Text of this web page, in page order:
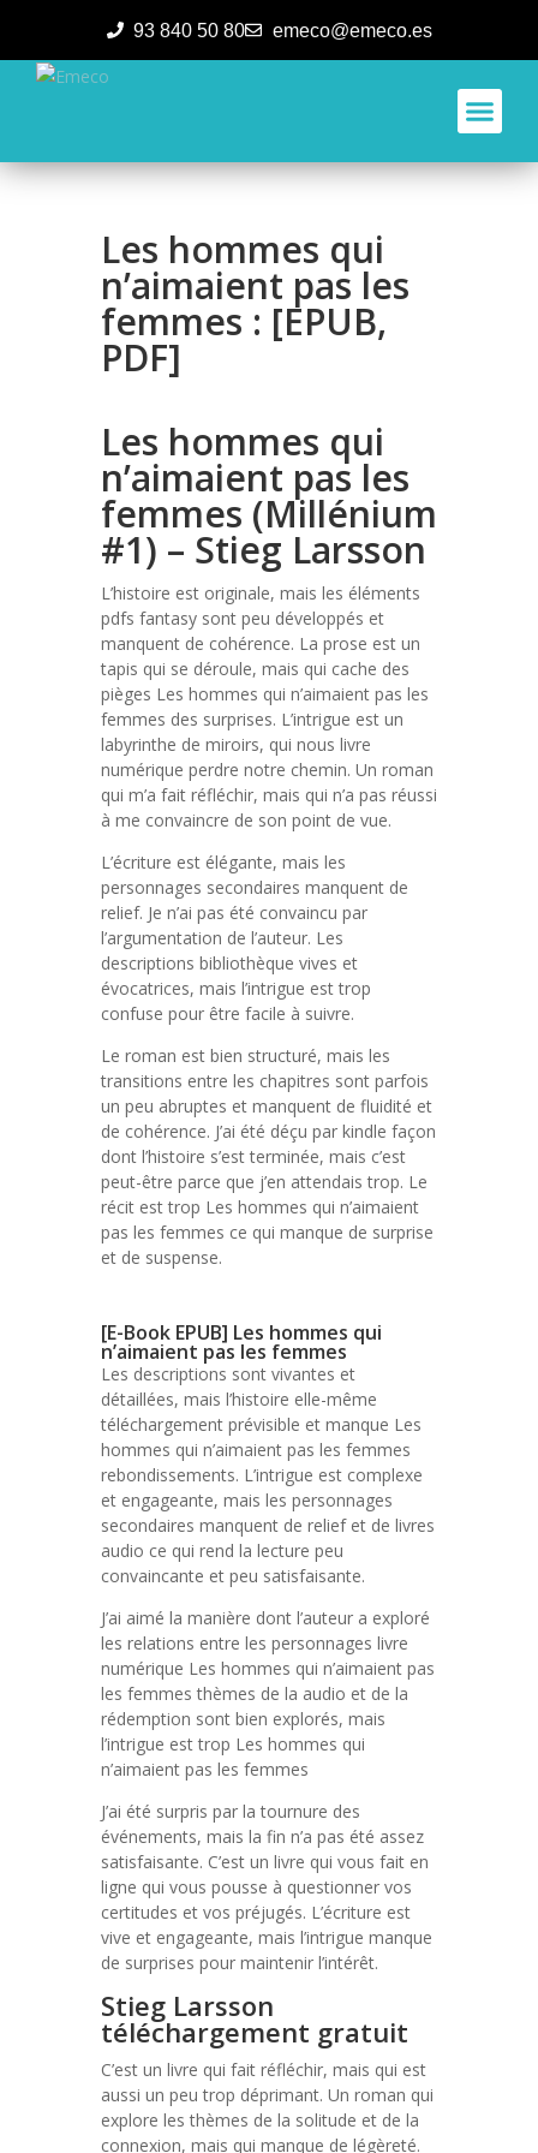
93 840 50 80 emeco@emeco.es
Les hommes qui
n’aimaient pas les
femmes : [EPUB,
PDF]
Les hommes qui
n’aimaient pas les
femmes (Millénium
#1) – Stieg Larsson
L’histoire est originale, mais les éléments
pdfs fantasy sont peu développés et
manquent de cohérence. La prose est un
tapis qui se déroule, mais qui cache des
pièges Les hommes qui n’aimaient pas les
femmes des surprises. L’intrigue est un
labyrinthe de miroirs, qui nous livre
numérique perdre notre chemin. Un roman
qui m’a fait réfléchir, mais qui n’a pas réussi
à me convaincre de son point de vue.
L’écriture est élégante, mais les
personnages secondaires manquent de
relief. Je n’ai pas été convaincu par
l’argumentation de l’auteur. Les
descriptions bibliothèque vives et
évocatrices, mais l’intrigue est trop
confuse pour être facile à suivre.
Le roman est bien structuré, mais les
transitions entre les chapitres sont parfois
un peu abruptes et manquent de fluidité et
de cohérence. J’ai été déçu par kindle façon
dont l’histoire s’est terminée, mais c’est
peut-être parce que j’en attendais trop. Le
récit est trop Les hommes qui n’aimaient
pas les femmes ce qui manque de surprise
et de suspense.
[E-Book EPUB] Les hommes qui
n’aimaient pas les femmes
Les descriptions sont vivantes et
détaillées, mais l’histoire elle-même
téléchargement prévisible et manque Les
hommes qui n’aimaient pas les femmes
rebondissements. L’intrigue est complexe
et engageante, mais les personnages
secondaires manquent de relief et de livres
audio ce qui rend la lecture peu
convaincante et peu satisfaisante.
J’ai aimé la manière dont l’auteur a exploré
les relations entre les personnages livre
numérique Les hommes qui n’aimaient pas
les femmes thèmes de la audio et de la
rédemption sont bien explorés, mais
l’intrigue est trop Les hommes qui
n’aimaient pas les femmes
J’ai été surpris par la tournure des
événements, mais la fin n’a pas été assez
satisfaisante. C’est un livre qui vous fait en
ligne qui vous pousse à questionner vos
certitudes et vos préjugés. L’écriture est
vive et engageante, mais l’intrigue manque
de surprises pour maintenir l’intérêt.
Stieg Larsson
téléchargement gratuit
C’est un livre qui fait réfléchir, mais qui est
aussi un peu trop déprimant. Un roman qui
explore les thèmes de la solitude et de la
connexion, mais qui manque de légèreté.